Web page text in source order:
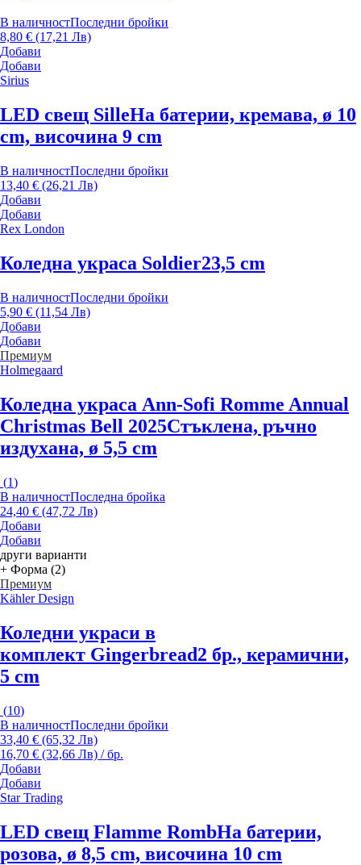
В наличностПоследни бройки
8,80 € (17,21 Лв)
Добави
Добави
Sirius
LED свещ SilleНа батерии, кремава, ø 10
cm, височина 9 cm
В наличностПоследни бройки
13,40 € (26,21 Лв)
Добави
Добави
Rex London
Коледна украса Soldier23,5 cm
В наличностПоследни бройки
5,90 € (11,54 Лв)
Добави
Добави
Премиум
Holmegaard
Коледна украса Ann-Sofi Romme Annual
Christmas Bell 2025Стъклена, ръчно
издухана, ø 5,5 cm
(1)
В наличностПоследна бройка
24,40 € (47,72 Лв)
Добави
Добави
други варианти
+ Форма (2)
Премиум
Kähler Design
Коледни украси в
комплект Gingerbread2 бр., керамични,
5 cm
(10)
В наличностПоследни бройки
33,40 € (65,32 Лв)
16,70 € (32,66 Лв) / бр.
Добави
Добави
Star Trading
LED свещ Flamme RombНа батерии,
розова, ø 8,5 cm, височина 10 cm